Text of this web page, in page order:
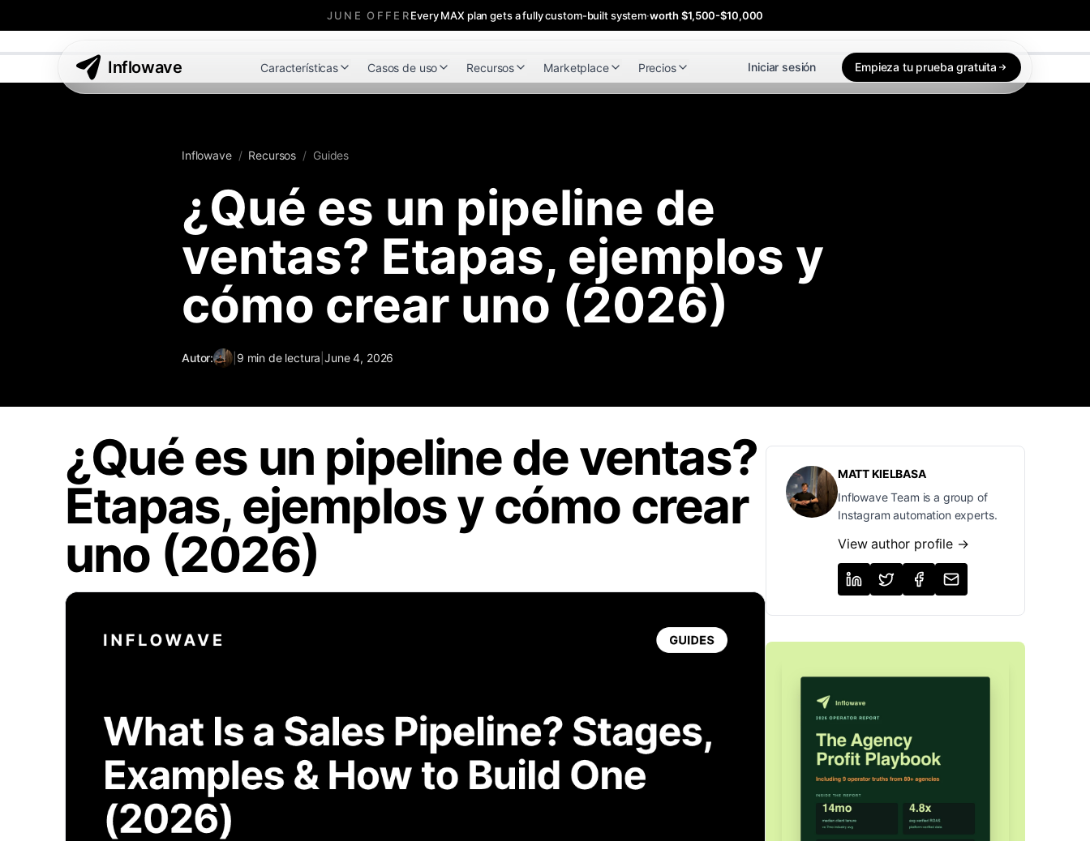
JUNE OFFEREvery MAX plan gets a fully custom-built system·worth $1,500-$10,000
Inflowave Características Casos de uso Recursos Marketplace Precios Iniciar sesión Empieza tu prueba gratuita
Inflowave / Recursos / Guides
¿Qué es un pipeline de
ventas? Etapas, ejemplos y
cómo crear uno (2026)
Autor: 9 min de lectura |June 4, 2026
¿Qué es un pipeline de ventas?
Etapas, ejemplos y cómo crear
uno (2026)
MATT KIELBASA
Inflowave Team is a group of
Instagram automation experts.
View author profile →